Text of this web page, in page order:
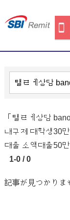
「탤ㄹㅔ상담
내구제 대학생30
대출 소액대출50
1-0 / 0
記事が見つかりま